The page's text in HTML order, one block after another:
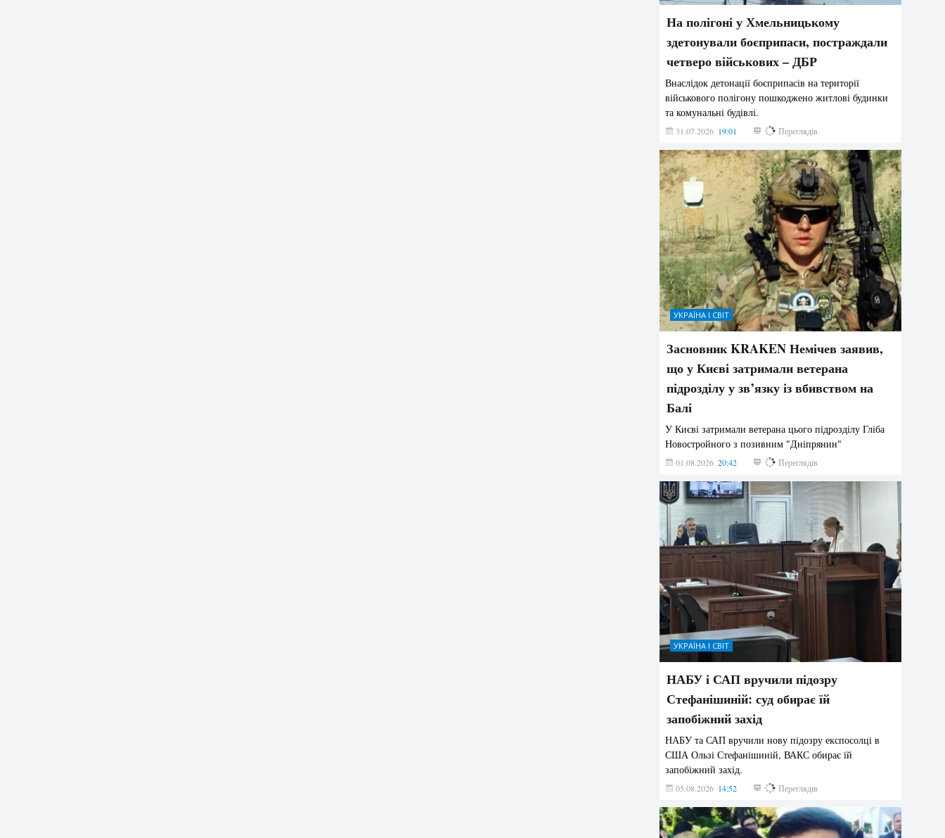
На полігоні у Хмельницькому
здетонували боєприпаси, постраждали
четверо військових – ДБР
Внаслідок детонації боєприпасів на території
військового полігону пошкоджено житлові будинки
та комунальні будівлі.
31.07.2026 19:01 190 Переглядів
УКРАЇНА І СВІТ
Засновник KRAKEN Немічев заявив,
що у Києві затримали ветерана
підрозділу у зв’язку із вбивством на
Балі
У Києві затримали ветерана цього підрозділу Гліба
Новостройного з позивним "Дніпрянин"
01.08.2026 20:42 182 Переглядів
УКРАЇНА І СВІТ
НАБУ і САП вручили підозру
Стефанішиній: суд обирає їй
запобіжний захід
НАБУ та САП вручили нову підозру експосолці в
США Ользі Стефанішиній, ВАКС обирає їй
запобіжний захід.
05.08.2026 14:52 146 Переглядів